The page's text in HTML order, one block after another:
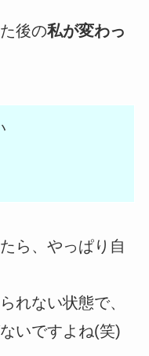
後の私が変わっ
ら、やっぱり自
れない状態で、
いですよね(笑)